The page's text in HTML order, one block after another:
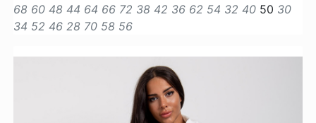
68 60 48 44 64 66 72 38 42 36 62 54 32 40 50 30
34 52 46 28 70 58 56